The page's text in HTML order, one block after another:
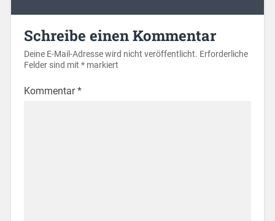
Schreibe einen Kommentar
Deine E-Mail-Adresse wird nicht veröffentlicht. Erforderliche
Felder sind mit *markiert
Kommentar*